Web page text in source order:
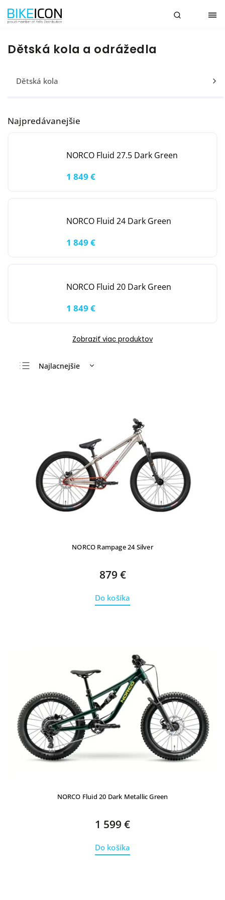
Dětská kola a odrážedla
Dětská kola
Najpredávanejšie
NORCO Fluid 27.5 Dark Green
1 849 €
NORCO Fluid 24 Dark Green
1 849 €
NORCO Fluid 20 Dark Green
1 849 €
Zobraziť viac produktov
Najlacnejšie
NORCO Rampage 24 Silver
879 €
Do košíka
NORCO Fluid 20 Dark Metallic Green
1 599 €
Do košíka